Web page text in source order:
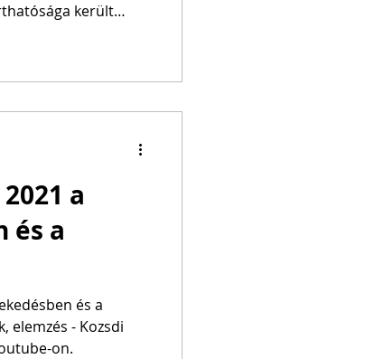
került
a
és a
és a
- Kozsdi
on.